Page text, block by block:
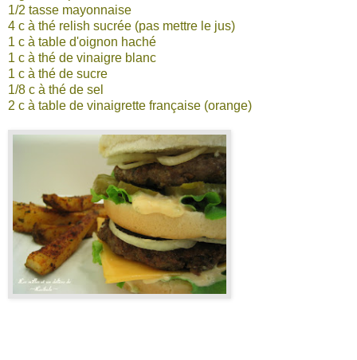
1/2 tasse mayonnaise
4 c à thé relish sucrée (pas mettre le jus)
1 c à table d'oignon haché
1 c à thé de vinaigre blanc
1 c à thé de sucre
1/8 c à thé de sel
2 c à table de vinaigrette française (orange)